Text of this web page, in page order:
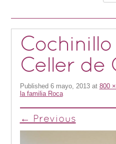
Cochinillo
Celler de
Published 6 mayo, 2013at 800
la familia Roca
← Previous